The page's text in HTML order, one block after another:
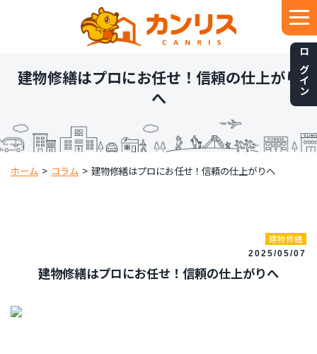
ログイン
建物修繕はプロにお任せ！信頼の仕上がり
へ
ホーム > コラム > 建物修繕はプロにお任せ！信頼の仕上がりへ
建物修繕
2025/05/07
建物修繕はプロにお任せ！信頼の仕上がりへ